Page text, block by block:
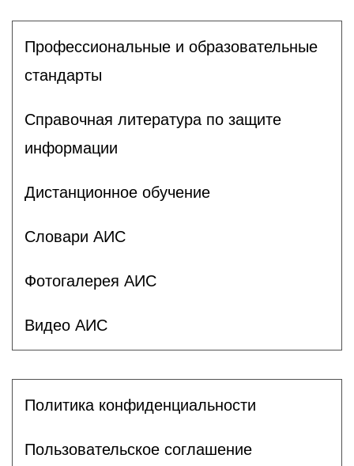
Профессиональные и образовательные
стандарты
Справочная литература по защите
информации
Дистанционное обучение
Словари АИС
Фотогалерея АИС
Видео АИС
Политика конфиденциальности
Пользовательское соглашение